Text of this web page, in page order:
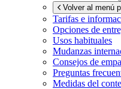
Volver al menú
Tarifas e
Opciones de
Usos habituales
Mudanzas
Consejos de
Preguntas
Medidas del